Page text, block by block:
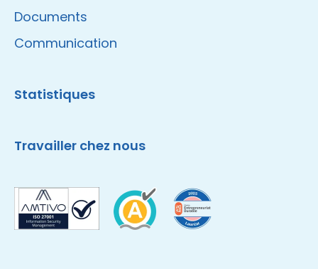
Documents
Communication
Statistiques
Travailler chez nous